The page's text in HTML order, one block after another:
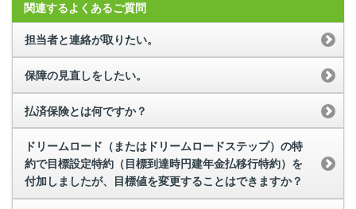
関連するよくあるご質問
担当者と連絡が取りたい。
保障の見直しをしたい。
払済保険とは何ですか？
ドリームロード（またはドリームロードステップ）の特
約で目標設定特約（目標到達時円建年金払移行特約）を
付加しましたが、目標値を変更することはできますか？